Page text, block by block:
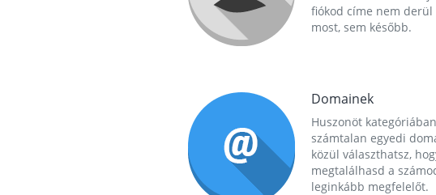
fiókod címe nem derül
most, sem később.
Domainek
Huszonöt kategóriában
számtalan egyedi
közül választhatsz,
megtalálhasd a
leginkább megfelelőt.